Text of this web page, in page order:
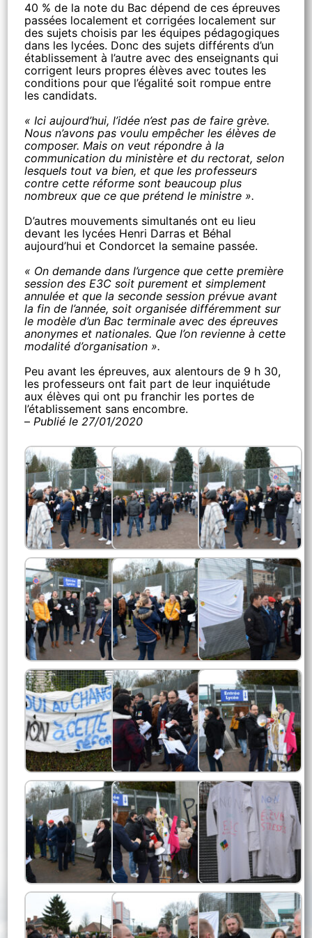
40 % de la note du Bac dépend de ces épreuves
passées localement et corrigées localement sur
des sujets choisis par les équipes pédagogiques
dans les lycées. Donc des sujets différents d’un
établissement à l’autre avec des enseignants qui
corrigent leurs propres élèves avec toutes les
conditions pour que l’égalité soit rompue entre
les candidats.
« Ici aujourd’hui, l’idée n’est pas de faire grève.
Nous n’avons pas voulu empêcher les élèves de
composer. Mais on veut répondre à la
communication du ministère et du rectorat, selon
lesquels tout va bien, et que les professeurs
contre cette réforme sont beaucoup plus
nombreux que ce que prétend le ministre ».
D’autres mouvements simultanés ont eu lieu
devant les lycées Henri Darras et Béhal
aujourd’hui et Condorcet la semaine passée.
« On demande dans l’urgence que cette première
session des E3C soit purement et simplement
annulée et que la seconde session prévue avant
la fin de l’année, soit organisée différemment sur
le modèle d’un Bac terminale avec des épreuves
anonymes et nationales. Que l’on revienne à cette
modalité d’organisation ».
Peu avant les épreuves, aux alentours de 9 h 30,
les professeurs ont fait part de leur inquiétude
aux élèves qui ont pu franchir les portes de
l’établissement sans encombre.
–Publié le 27/01/2020